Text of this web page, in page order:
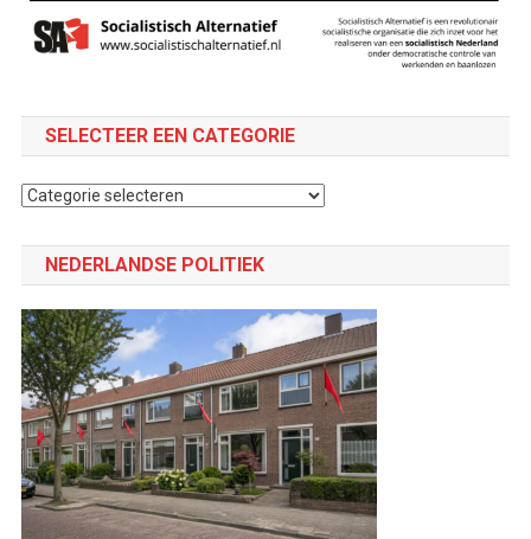
SELECTEER EEN CATEGORIE
Selecteer
NEDERLANDSE POLITIEK